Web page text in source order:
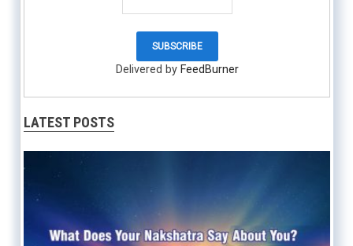
Delivered by FeedBurner
LATEST POSTS